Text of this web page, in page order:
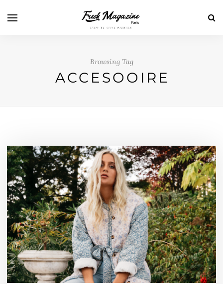
Browsing Tag
ACCESOOIRE